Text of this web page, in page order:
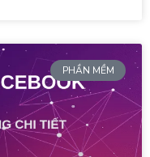
PHẦN MỀM